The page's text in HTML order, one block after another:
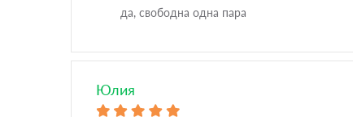
да, свободна одна пара
Юлия